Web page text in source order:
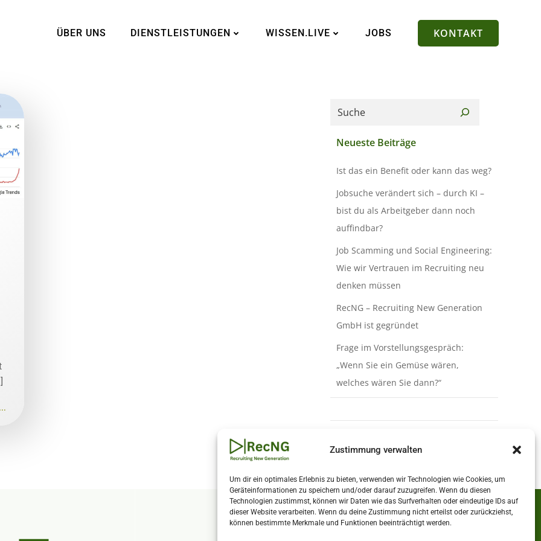
Zustimmung verwalten
Um dir ein optimales Erlebnis zu bieten, verwenden wir Technologien wie Cookies, um
Geräteinformationen zu speichern und/oder darauf zuzugreifen. Wenn du diesen
Technologien zustimmst, können wir Daten wie das Surfverhalten oder eindeutige IDs auf
dieser Website verarbeiten. Wenn du deine Zustimmung nicht erteilst oder zurückziehst,
können bestimmte Merkmale und Funktionen beeinträchtigt werden.
ÜBER UNS DIENSTLEISTUNGEN WISSEN.LIVE JOBS KONTAKT
Suchen
Neueste Beiträge
Ist das ein Benefit oder kann das weg?
Jobsuche verändert sich – durch KI –
bist du als Arbeitgeber dann noch
auffindbar?
Job Scamming und Social Engineering:
Wie wir Vertrauen im Recruiting neu
denken müssen
RecNG – Recruiting New Generation
GmbH ist gegründet
Frage im Vorstellungsgespräch:
„Wenn Sie ein Gemüse wären,
welches wären Sie dann?“